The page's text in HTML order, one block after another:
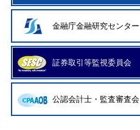
金融庁金融研究センター
証券取引等監視委員会
公認会計士・監査審査会